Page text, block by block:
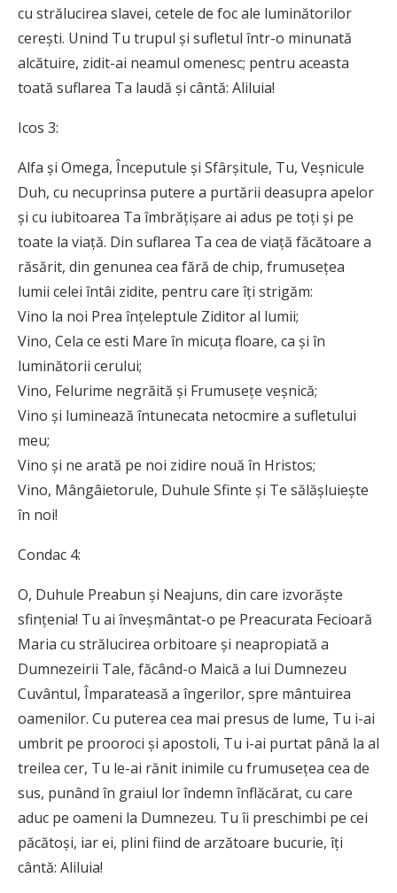
cu strălucirea slavei, cetele de foc ale luminătorilor
cerești. Unind Tu trupul și sufletul într-o minunată
alcătuire, zidit-ai neamul omenesc; pentru aceasta
toată suflarea Ta laudă și cântă: Aliluia!
Icos 3:
Alfa și Omega, Începutule și Sfârșitule, Tu, Veșnicule
Duh, cu necuprinsa putere a purtării deasupra apelor
și cu iubitoarea Ta îmbrățișare ai adus pe toți și pe
toate la viață. Din suflarea Ta cea de viață făcătoare a
răsărit, din genunea cea fără de chip, frumusețea
lumii celei întâi zidite, pentru care îți strigăm:
Vino la noi Prea înțeleptule Ziditor al lumii;
Vino, Cela ce esti Mare în micuța floare, ca și în
luminătorii cerului;
Vino, Felurime negrăită și Frumusețe veșnică;
Vino și luminează întunecata netocmire a sufletului
meu;
Vino și ne arată pe noi zidire nouă în Hristos;
Vino, Mângâietorule, Duhule Sfinte și Te sălășluiește
în noi!
Condac 4:
O, Duhule Preabun și Neajuns, din care izvorăște
sfințenia! Tu ai înveșmântat-o pe Preacurata Fecioară
Maria cu strălucirea orbitoare și neapropiată a
Dumnezeirii Tale, făcând-o Maică a lui Dumnezeu
Cuvântul, Împarateasă a îngerilor, spre mântuirea
oamenilor. Cu puterea cea mai presus de lume, Tu i-ai
umbrit pe prooroci și apostoli, Tu i-ai purtat până la al
treilea cer, Tu le-ai rănit inimile cu frumusețea cea de
sus, punând în graiul lor îndemn înflăcărat, cu care
aduc pe oameni la Dumnezeu. Tu îi preschimbi pe cei
păcătoși, iar ei, plini fiind de arzătoare bucurie, îți
cântă: Aliluia!